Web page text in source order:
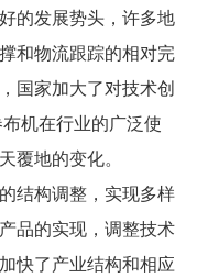
的发展势头，许多地
和物流跟踪的相对完
国家加大了对技术创
布机在行业的广泛使
覆地的变化。
结构调整，实现多样
品的实现，调整技术
快了产业结构和相应